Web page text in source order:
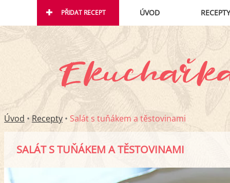
PŘIDAT RECEPT ÚVOD RECEPTY
Úvod • Recepty • Salát s tuňákem a těstovinami
SALÁT S TUŇÁKEM A TĚSTOVINAMI